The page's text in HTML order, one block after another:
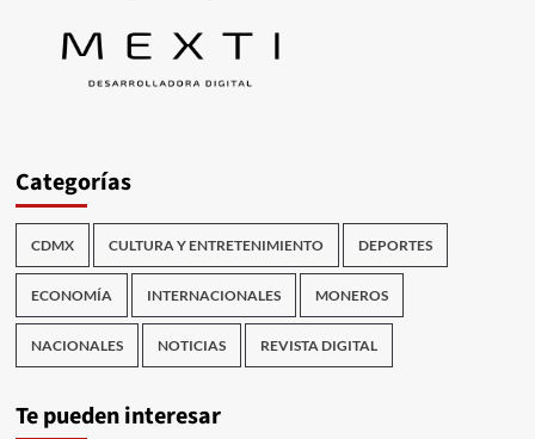
Categorías
CDMX CULTURA Y ENTRETENIMIENTO DEPORTES
ECONOMÍA INTERNACIONALES MONEROS
NACIONALES NOTICIAS REVISTA DIGITAL
Te pueden interesar